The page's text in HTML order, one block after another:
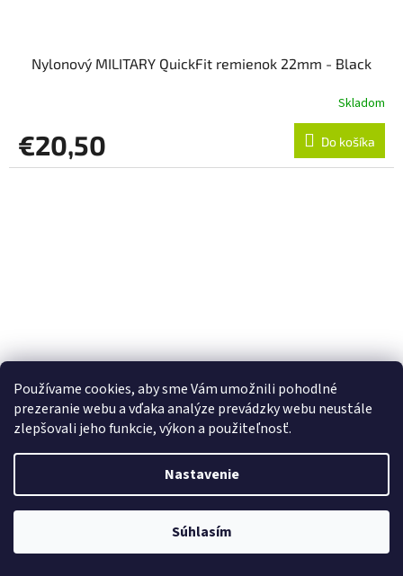
Používame cookies, aby sme Vám umožnili pohodlné
prezeranie webu a vďaka analýze prevádzky webu neustále
zlepšovali jeho funkcie, výkon a použiteľnosť.
Nastavenie
Súhlasím
Nylonový MILITARY QuickFit remienok 22mm - Black
Skladom
€20,50 Do košíka
Kožený ŠPORTy QuickFit remienok pre Garmin 22mm -
Biely
Skladom
€22,50